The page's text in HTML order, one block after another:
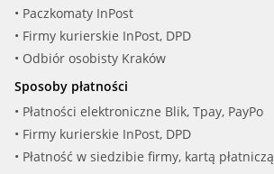
• Paczkomaty InPost
• Firmy kurierskie InPost, DPD
• Odbiór osobisty Kraków
Sposoby płatności
• Płatności elektroniczne Blik, Tpay, PayPo
• Firmy kurierskie InPost, DPD
• Płatność w siedzibie firmy, kartą płatniczą